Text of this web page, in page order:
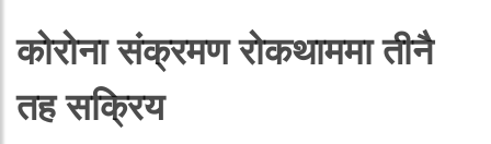
कोरोना संक्रमण रोकथाममा तीनै
तह सक्रिय